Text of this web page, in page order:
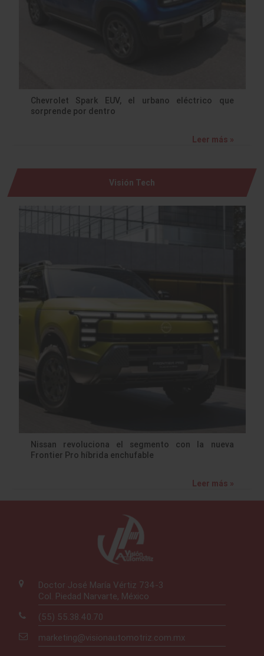
Chevrolet Spark EUV, el urbano eléctrico que
sorprende por dentro
Leer más »
Visión Tech
Nissan revoluciona el segmento con la nueva
Frontier Pro híbrida enchufable
Leer más »
Doctor José María Vértiz 734-3
Col. Piedad Narvarte, México
(55) 55.38.40.70
marketing@visionautomotriz.com.mx